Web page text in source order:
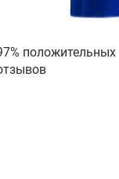
положительных